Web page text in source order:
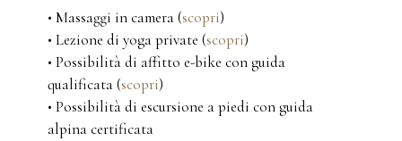
• Massaggi in camera (scopri)
• Lezione di yoga private(scopri)
• Possibilità di affitto e-bike con guida
qualificata(scopri)
• Possibilità di escursione a piedi con guida
alpina certificata